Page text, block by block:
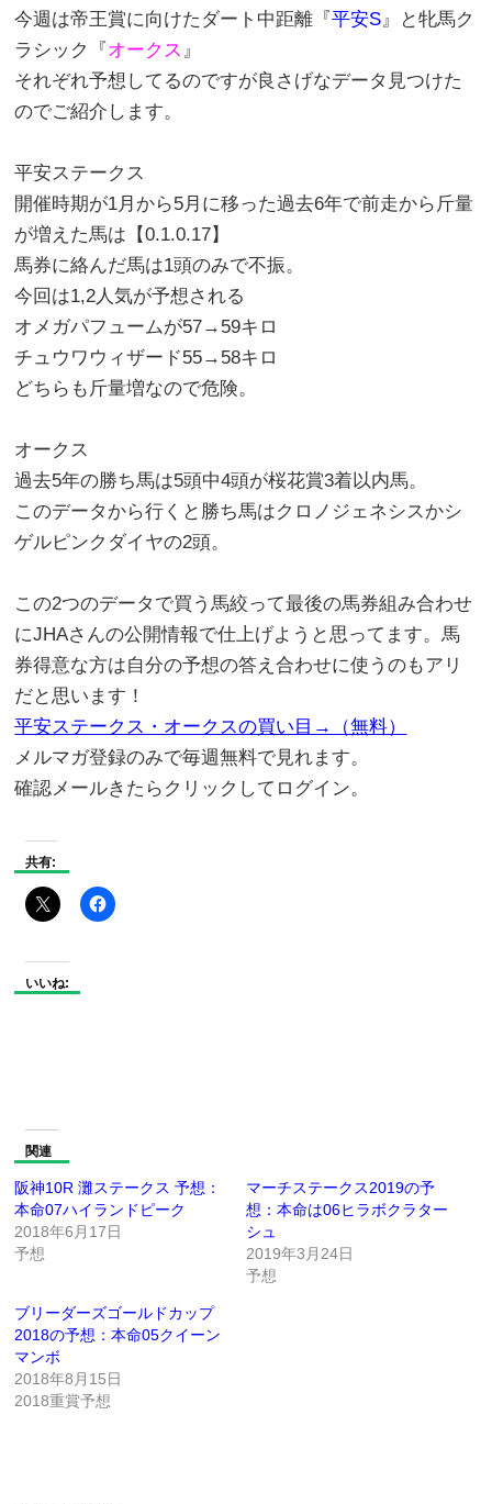
今週は帝王賞に向けたダート中距離『平安S』と牝馬ク
ラシック『オークス 』
それぞれ予想してるのですが良さげなデータ見つけた
のでご紹介します。
平安ステークス
開催時期が1月から5月に移った過去6年で前走から斤量
が増えた馬は【0.1.0.17】
馬券に絡んだ馬は1頭のみで不振。
今回は1,2人気が予想される
オメガパフュームが57→59キロ
チュウワウィザード55→58キロ
どちらも斤量増なので危険。
オークス
過去5年の勝ち馬は5頭中4頭が桜花賞3着以内馬。
このデータから行くと勝ち馬はクロノジェネシスかシ
ゲルピンクダイヤの2頭。
この2つのデータで買う馬絞って最後の馬券組み合わせ
にJHAさんの公開情報で仕上げようと思ってます。馬
券得意な方は自分の予想の答え合わせに使うのもアリ
だと思います！
平安ステークス・オークスの買い目→（無料）
メルマガ登録のみで毎週無料で見れます。
確認メールきたらクリックしてログイン。
共有:
いいね:
関連
阪神10R 灘ステークス 予想：
本命07ハイランドピーク
2018年6月17日
予想
マーチステークス2019の予
想：本命は06ヒラボクラター
シュ
2019年3月24日
予想
ブリーダーズゴールドカップ
2018の予想：本命05クイーン
マンボ
2018年8月15日
2018重賞予想